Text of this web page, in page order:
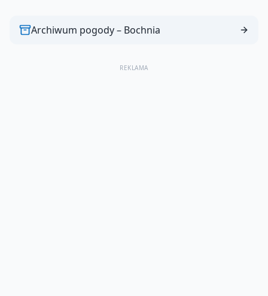
Archiwum pogody – Bochnia
REKLAMA